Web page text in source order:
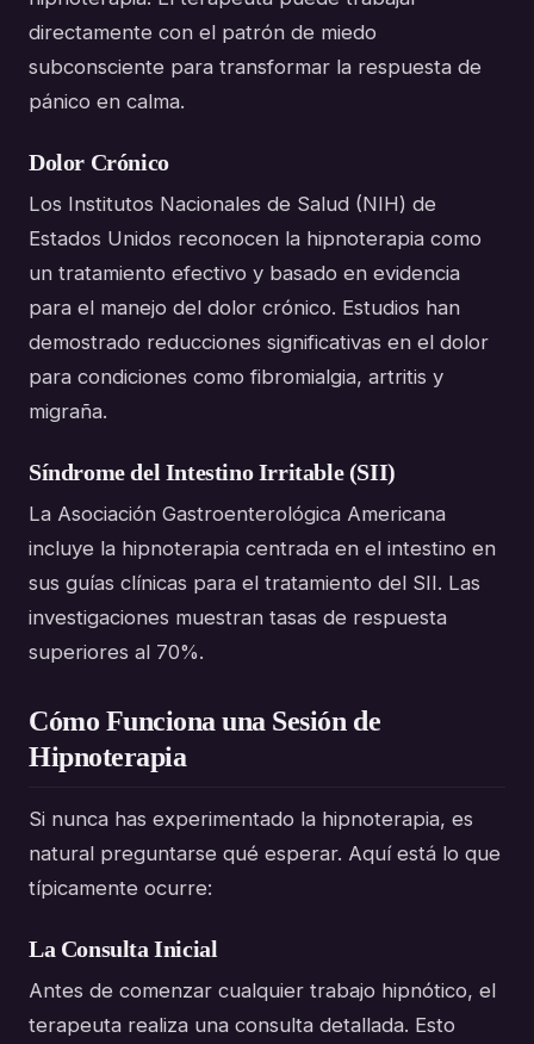
directamente con el patrón de miedo
subconsciente para transformar la respuesta de
pánico en calma.
Dolor Crónico
Los Institutos Nacionales de Salud (NIH) de
Estados Unidos reconocen la hipnoterapia como
un tratamiento efectivo y basado en evidencia
para el manejo del dolor crónico. Estudios han
demostrado reducciones significativas en el dolor
para condiciones como fibromialgia, artritis y
migraña.
Síndrome del Intestino Irritable (SII)
La Asociación Gastroenterológica Americana
incluye la hipnoterapia centrada en el intestino en
sus guías clínicas para el tratamiento del SII. Las
investigaciones muestran tasas de respuesta
superiores al 70%.
Cómo Funciona una Sesión de
Hipnoterapia
Si nunca has experimentado la hipnoterapia, es
natural preguntarse qué esperar. Aquí está lo que
típicamente ocurre:
La Consulta Inicial
Antes de comenzar cualquier trabajo hipnótico, el
terapeuta realiza una consulta detallada. Esto